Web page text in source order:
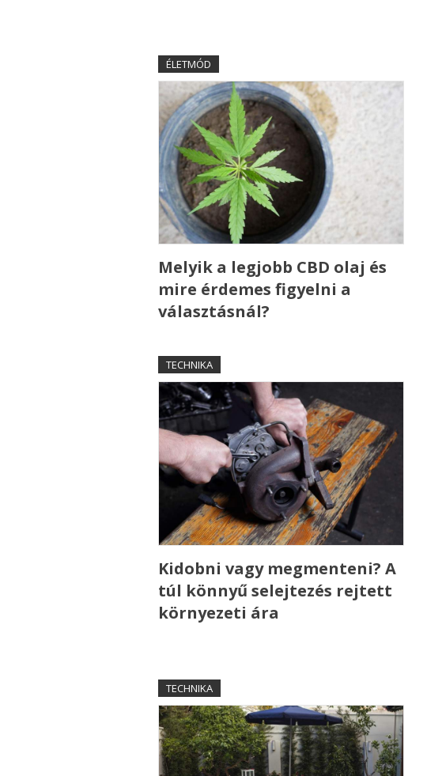
ÉLETMÓD
Melyik a legjobb CBD olaj és
mire érdemes figyelni a
választásnál?
TECHNIKA
Kidobni vagy megmenteni? A
túl könnyű selejtezés rejtett
környezeti ára
TECHNIKA